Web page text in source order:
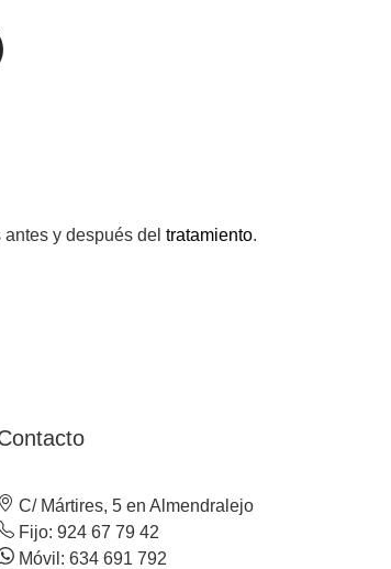
y después del tratamiento.
C/ Mártires, 5 en Almendralejo
Fijo: 924 67 79 42
Móvil: 634 691 792